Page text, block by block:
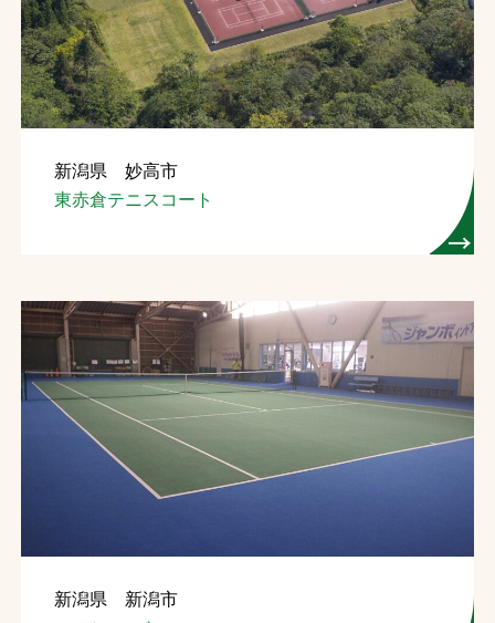
新潟県 妙高市
東赤倉テニスコート
新潟県 新潟市